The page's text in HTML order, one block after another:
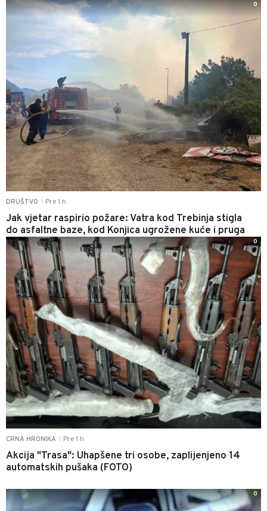
DRUŠTVO Pre 1 h
Jak vjetar raspirio požare: Vatra kod Trebinja stigla
do asfaltne baze, kod Konjica ugrožene kuće i pruga
0
CRNA HRONIKA Pre 1 h
Akcija "Trasa": Uhapšene tri osobe, zaplijenjeno 14
automatskih pušaka (FOTO)
0
0